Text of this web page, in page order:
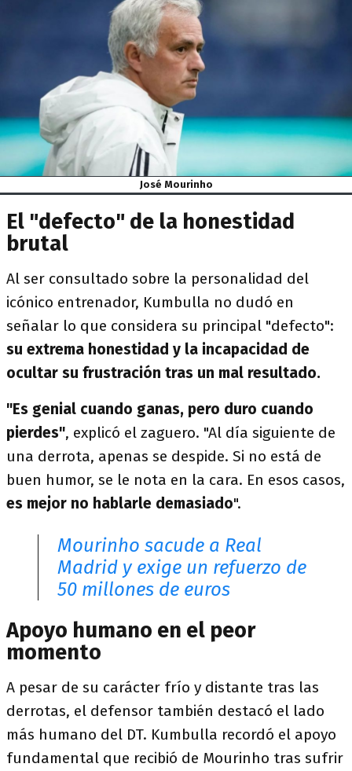
José Mourinho
El "defecto" de la honestidad
brutal
Al ser consultado sobre la personalidad del
icónico entrenador, Kumbulla no dudó en
señalar lo que considera su principal "defecto":
su extrema honestidad y la incapacidad de
ocultar su frustración tras un mal resultado.
"Es genial cuando ganas, pero duro cuando
pierdes", explicó el zaguero. "Al día siguiente de
una derrota, apenas se despide. Si no está de
buen humor, se le nota en la cara. En esos casos,
es mejor no hablarle demasiado".
Mourinho sacude a Real
Madrid y exige un refuerzo de
50 millones de euros
Apoyo humano en el peor
momento
A pesar de su carácter frío y distante tras las
derrotas, el defensor también destacó el lado
más humano del DT. Kumbulla recordó el apoyo
fundamental que recibió de Mourinho tras sufrir